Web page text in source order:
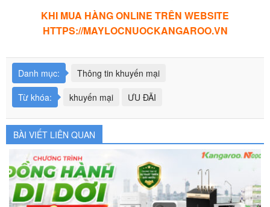
KHI MUA HÀNG ONLINE TRÊN WEBSITE
HTTPS://MAYLOCNUOCKANGAROO.VN
Danh mục:
Thông tin khuyến mại
Từ khóa:
khuyến mại ƯU ĐÃI
BÀI VIẾT LIÊN QUAN